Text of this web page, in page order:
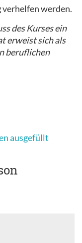
verhelfen werden.
des Kurses ein
erweist sich als
beruflichen
ausgefüllt